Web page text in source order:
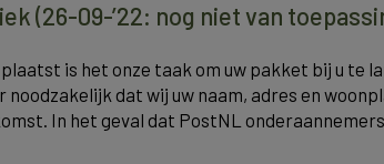
(26-09-’22: nog niet van
is het onze taak om uw pakket bij u te
noodzakelijk dat wij uw naam, adres en
In het geval dat PostNL